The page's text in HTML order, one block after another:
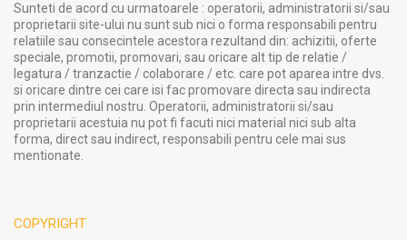
Sunteti de acord cu urmatoarele : operatorii, administratorii si/sau
proprietarii site-ului nu sunt sub nici o forma responsabili pentru
relatiile sau consecintele acestora rezultand din: achizitii, oferte
speciale, promotii, promovari, sau oricare alt tip de relatie /
legatura / tranzactie / colaborare / etc. care pot aparea intre dvs.
si oricare dintre cei care isi fac promovare directa sau indirecta
prin intermediul nostru. Operatorii, administratorii si/sau
proprietarii acestuia nu pot fi facuti nici material nici sub alta
forma, direct sau indirect, responsabili pentru cele mai sus
mentionate.
COPYRIGHT